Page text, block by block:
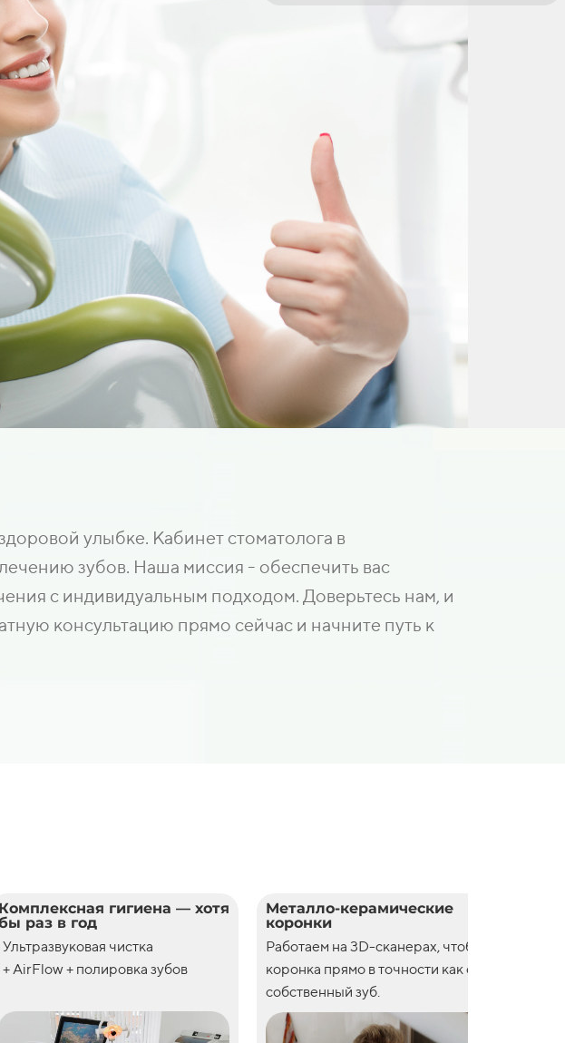
улыбке. Кабинет стоматолога в
зубов. Наша миссия - обеспечить вас
с индивидуальным подходом. Доверьтесь нам, и
консультацию прямо сейчас и начните путь к
Комплексная гигиена — хотя
раз в год
Ультразвуковая чистка
+ AirFlow + полировка зубов
Металло-керамические
коронки
Работаем на 3D-сканерах, чтобы
коронка прямо в точности как свой
собственный зуб.